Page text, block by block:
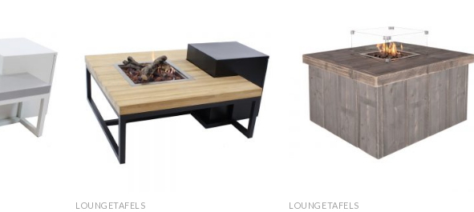
LOUNGETAFELS LOUNGETAFELS